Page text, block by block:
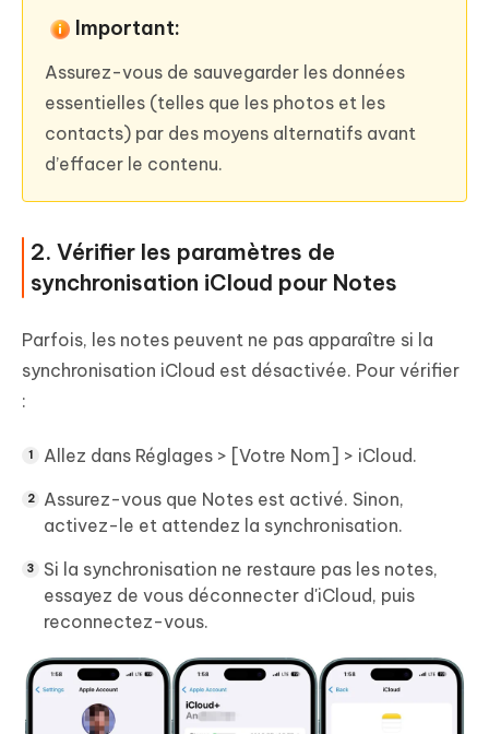
Important:
Assurez-vous de sauvegarder les données
essentielles (telles que les photos et les
contacts) par des moyens alternatifs avant
d’effacer le contenu.
2. Vérifier les paramètres de
synchronisation iCloud pour Notes
Parfois, les notes peuvent ne pas apparaître si la
synchronisation iCloud est désactivée. Pour vérifier
:
Allez dans Réglages > [Votre Nom] > iCloud.
Assurez-vous que Notes est activé. Sinon,
activez-le et attendez la synchronisation.
Si la synchronisation ne restaure pas les notes,
essayez de vous déconnecter d'iCloud, puis
reconnectez-vous.